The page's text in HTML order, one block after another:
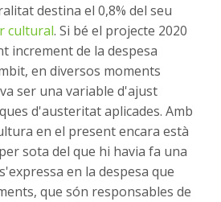
destina el 0,8% del seu
cultural. Si bé el projecte 2020
increment de la despesa
en diversos moments
ser una variable d'ajust
d'austeritat aplicades. Amb
en el present encara està
sota del que hi havia fa una
en la despesa que
que són responsables de